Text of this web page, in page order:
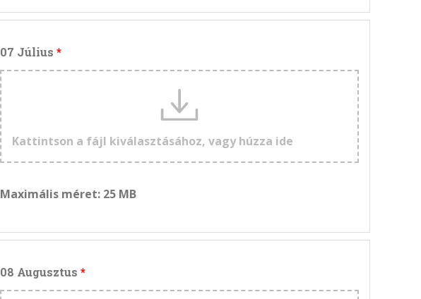
07 Július
Kattintson a fájl kiválasztásához, vagy húzza ide
Maximális méret: 25 MB
08 Augusztus